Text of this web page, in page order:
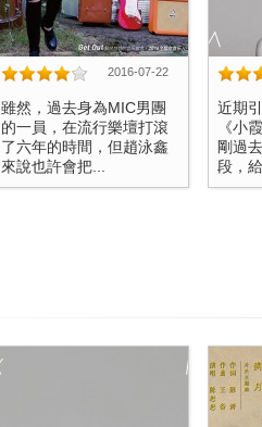
2016-07-22
雖然，過去身為MIC男團
的一員，在流行樂壇打滾
了六年的時間，但趙泳鑫
來說也許會把...
近期
《小
剛過
段，